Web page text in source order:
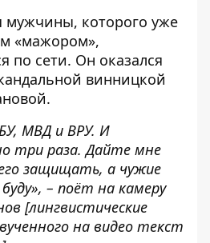
которого уже
«мажором»,
по сети. Он оказался
винницкой
МВД и ВРУ. И
три раза. Дайте мне
защищать, а чужие
– поёт на камеру
[лингвистические
на видео текст